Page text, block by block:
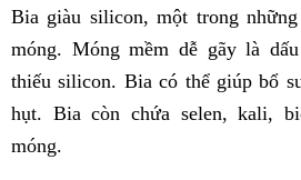
Bia giàu silicon, một trong
móng. Móng mềm dễ gãy là
thiếu silicon. Bia có thể giúp bổ
hụt. Bia còn chứa selen, kali,
móng.